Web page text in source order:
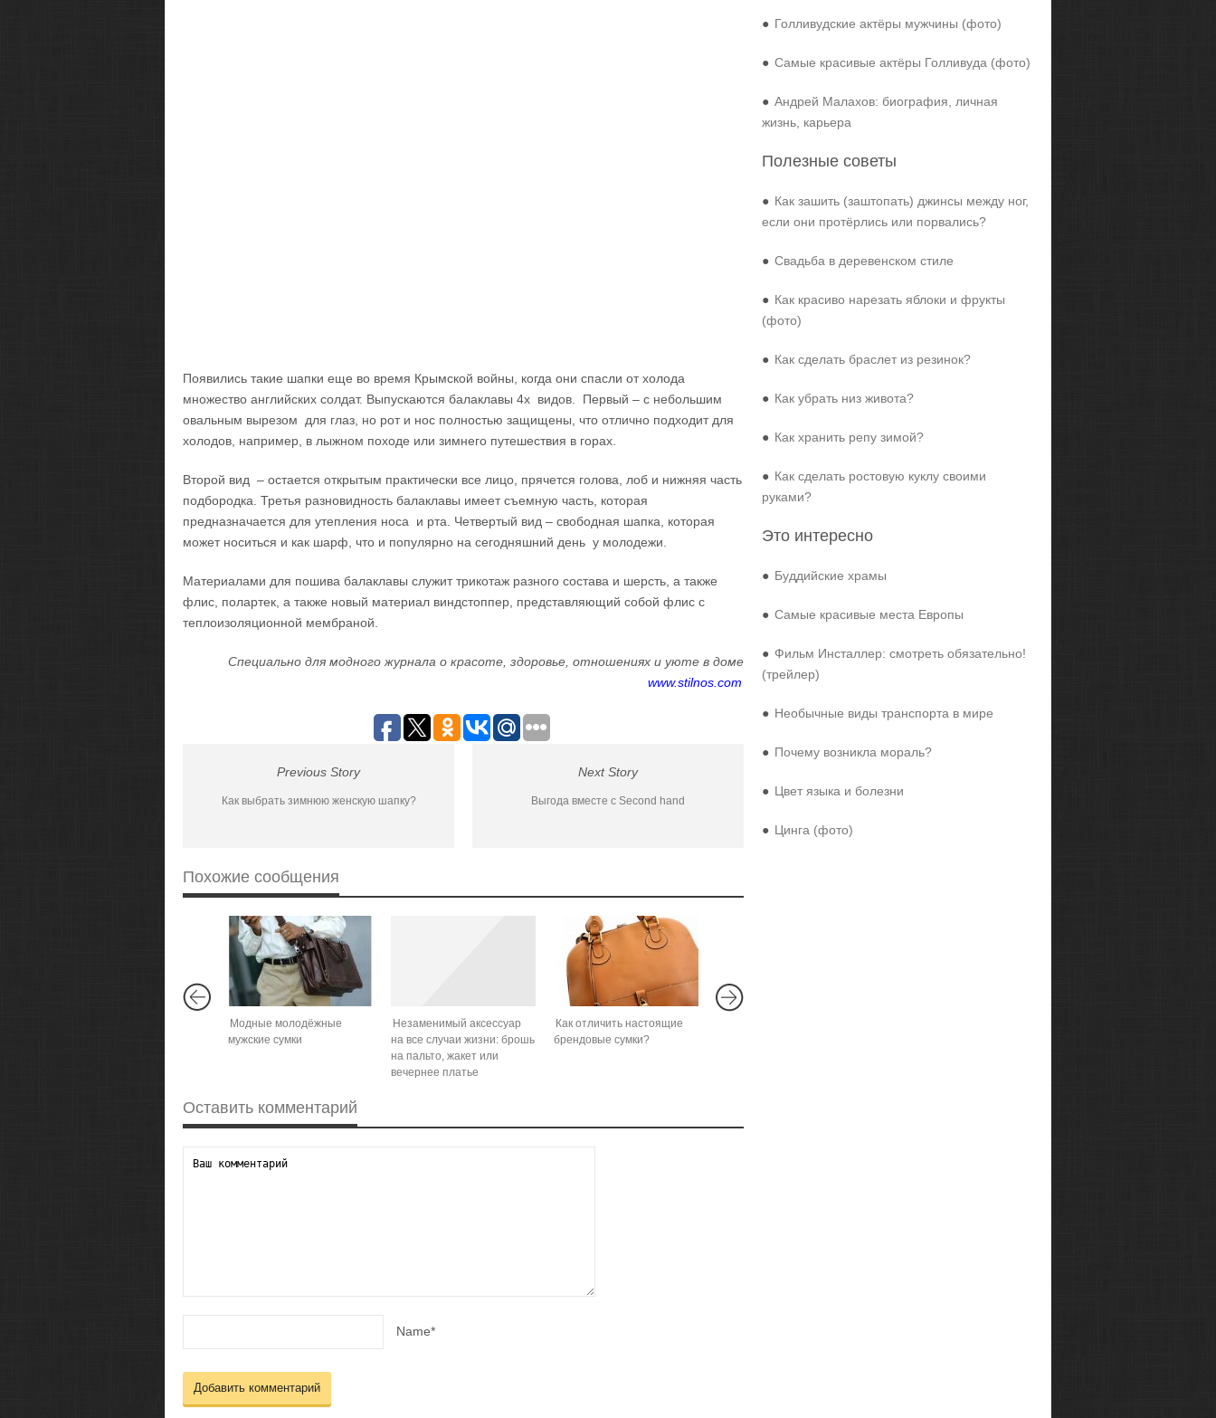
Появились такие шапки еще во время Крымской войны, когда они спасли от холода
множество английских солдат. Выпускаются балаклавы 4х видов. Первый – с небольшим
овальным вырезом для глаз, но рот и нос полностью защищены, что отлично подходит для
холодов, например, в лыжном походе или зимнего путешествия в горах.
Второй вид – остается открытым практически все лицо, прячется голова, лоб и нижняя часть
подбородка. Третья разновидность балаклавы имеет съемную часть, которая
предназначается для утепления носа и рта. Четвертый вид – свободная шапка, которая
может носиться и как шарф, что и популярно на сегодняшний день у молодежи.
Материалами для пошива балаклавы служит трикотаж разного состава и шерсть, а также
флис, полартек, а также новый материал виндстоппер, представляющий собой флис с
теплоизоляционной мембраной.
Специально для модного журнала о красоте, здоровье, отношениях и уюте в доме
www.stilnos.com
Previous Story
Как выбрать зимнюю женскую шапку?
Next Story
Выгода вместе с Second hand
Похожие сообщения
Модные молодёжные
мужские сумки
Незаменимый аксессуар
на все случаи жизни: брошь
на пальто, жакет или
вечернее платье
Как отличить настоящие
брендовые сумки?
Оставить комментарий
Name*
● Голливудские актёры мужчины (фото)
● Самые красивые актёры Голливуда (фото)
● Андрей Малахов: биография, личная
жизнь, карьера
Полезные советы
● Как зашить (заштопать) джинсы между ног,
если они протёрлись или порвались?
● Свадьба в деревенском стиле
● Как красиво нарезать яблоки и фрукты
(фото)
● Как сделать браслет из резинок?
● Как убрать низ живота?
● Как хранить репу зимой?
● Как сделать ростовую куклу своими
руками?
Это интересно
● Буддийские храмы
● Самые красивые места Европы
● Фильм Инсталлер: смотреть обязательно!
(трейлер)
● Необычные виды транспорта в мире
● Почему возникла мораль?
● Цвет языка и болезни
● Цинга (фото)